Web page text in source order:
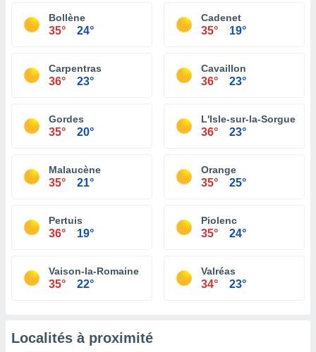
Bollène
35° 24°
Cadenet
35° 19°
Carpentras
36° 23°
Cavaillon
36° 23°
Gordes
35° 20°
L'Isle-sur-la-Sorgue
36° 23°
Malaucène
35° 21°
Orange
35° 25°
Pertuis
36° 19°
Piolenc
35° 24°
Vaison-la-Romaine
35° 22°
Valréas
34° 23°
Localités à proximité